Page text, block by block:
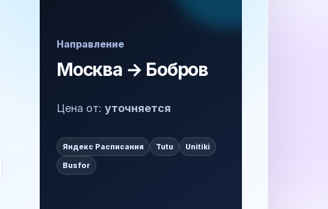
Направление
Москва → Бобров
Цена от: уточняется
Яндекс Расписания Tutu Unitiki
Busfor